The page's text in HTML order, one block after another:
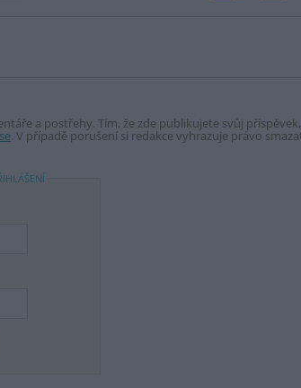
a postřehy. Tím, že zde publikujete svůj
. V případě porušení si redakce vyhrazuje právo